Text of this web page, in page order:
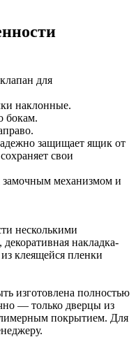
для
наклонные.
бокам.
защищает ящик от
свои
замочным механизмом и
несколькими
декоративная накладка-
клеящейся пленки
изготовлена полностью
— только дверцы из
покрытием. Для